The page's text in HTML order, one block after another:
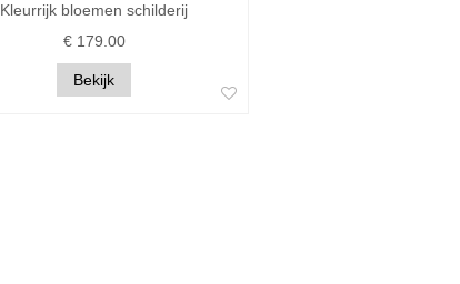
Kleurrijk bloemen schilderij
€ 179.00
Bekijk